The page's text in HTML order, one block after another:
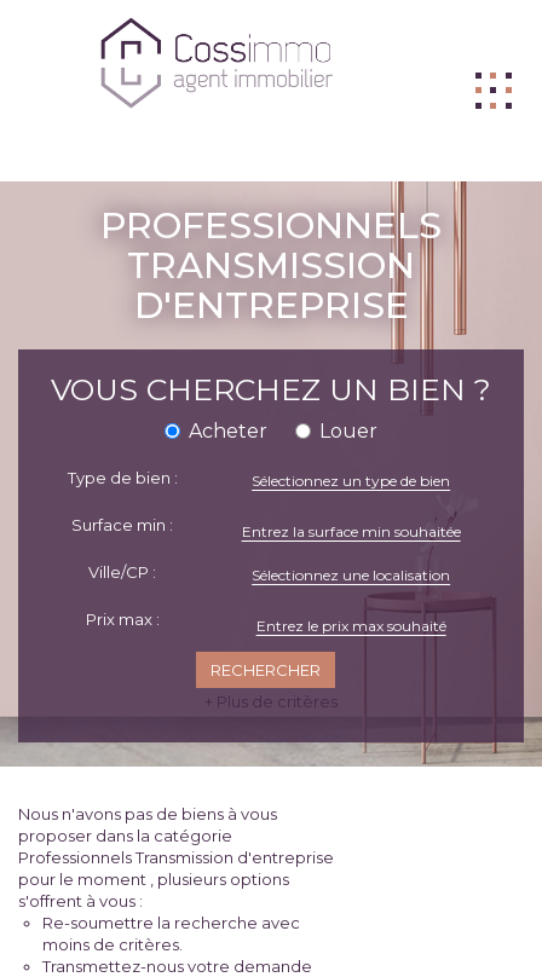
VENDRE
BIENS VENDUS
L'AGENCE
ME CONTACTER
FNAIM
PROFESSIONNELS
TRANSMISSION
D'ENTREPRISE
VOUS CHERCHEZ UN BIEN ?
Acheter Louer
Type de bien : Sélectionnez un type de bien
Surface min :
Ville/CP : Sélectionnez une localisation
Prix max :
+ Plus de critères
Nous n'avons pas de biens à vous
proposer dans la catégorie
Professionnels Transmission d'entreprise
pour le moment , plusieurs options
s'offrent à vous :
Re-soumettre la recherche avec
moins de critères.
Transmettez-nous votre demande